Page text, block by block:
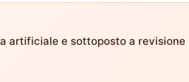
artificiale e sottoposto a revisione